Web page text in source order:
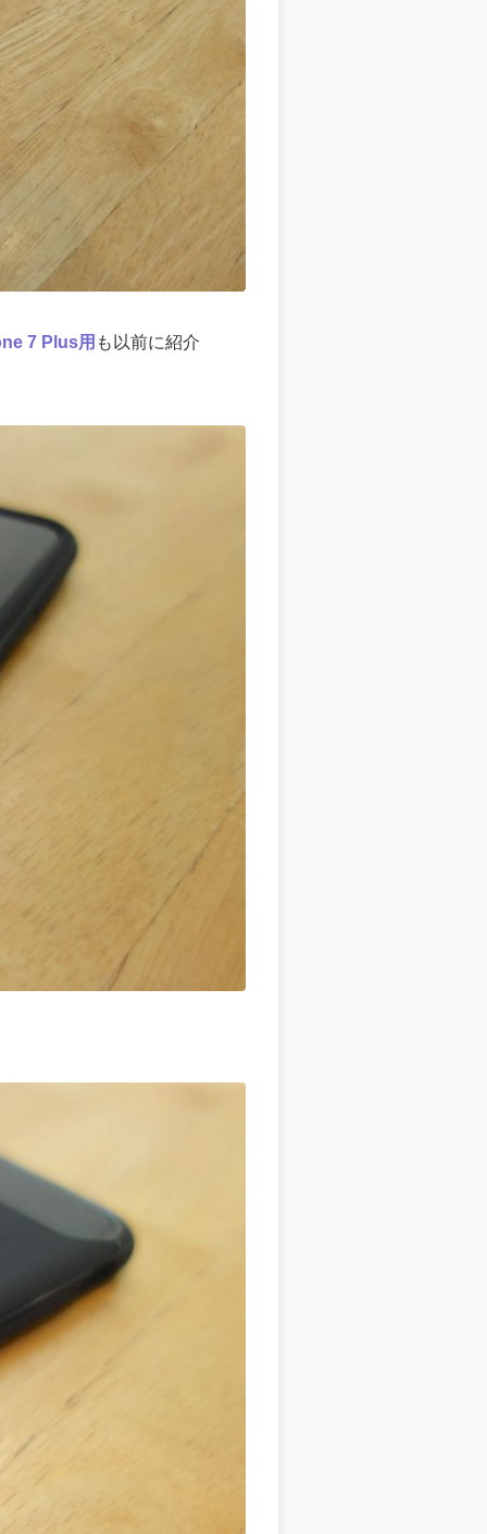
7 Plus用 も以前に紹介